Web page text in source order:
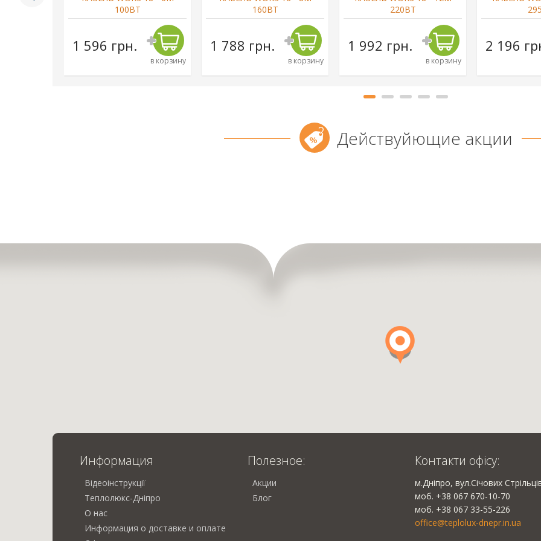
100ВТ
1 596 грн.
в корзину
160ВТ
1 788 грн.
в корзину
220ВТ
1 992 грн.
в корзину
2 196
Действуйющие акции
Информация
Відеоінструкції
Теплолюкс-Дніпро
О нас
Информация о доставке и оплате
Полезное:
Акции
Блог
Контакти офісу:
м.Дніпро, вул.Січових
моб. +38 067 670-10-70
моб. +38 067 33-55-226
office@teplolux-dnepr.in.ua